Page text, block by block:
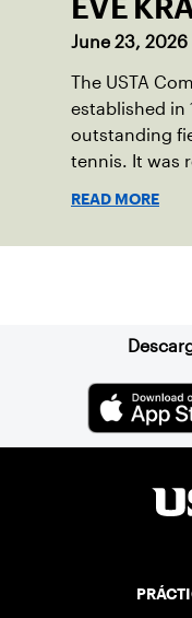
EVE
June 23, 2026
The USTA
established in
outstanding
tennis. It was
community
READ MORE